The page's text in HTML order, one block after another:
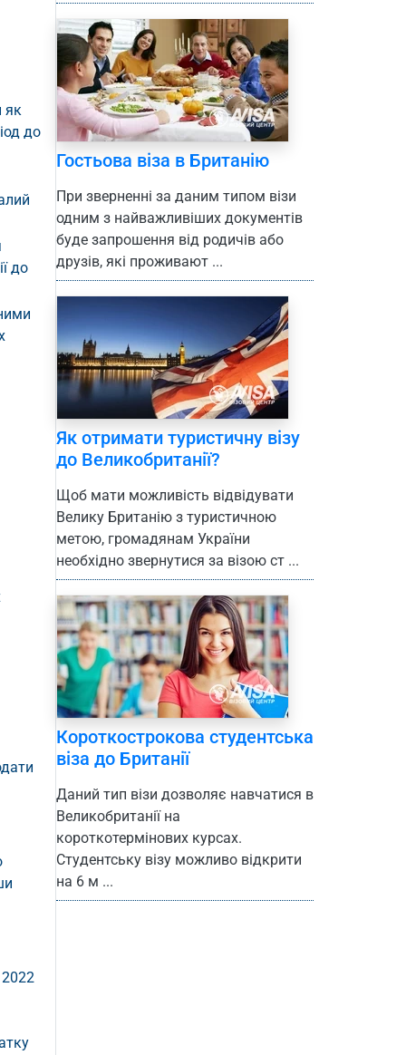
як
до
до
2022
Гостьова віза в Британію
При зверненні за даним типом візи
одним з найважливіших документів
буде запрошення від родичів або
друзів, які проживают ...
Як отримати туристичну візу
до Великобританії?
Щоб мати можливість відвідувати
Велику Британію з туристичною
метою, громадянам України
необхідно звернутися за візою ст ...
Короткострокова студентська
віза до Британії
Даний тип візи дозволяє навчатися в
Великобританії на
короткотермінових курсах.
Студентську візу можливо відкрити
на 6 м ...